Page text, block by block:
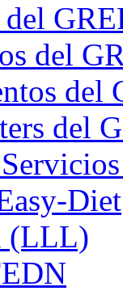
del
del
del
Diet
(LLL)